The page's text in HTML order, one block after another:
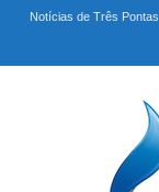
Notícias de Três Pontas